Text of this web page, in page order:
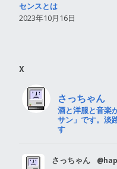
センスとは
2023年10月16日
X
さっちゃん
酒と洋服と音楽
サン」です。淡
す
さっちゃん